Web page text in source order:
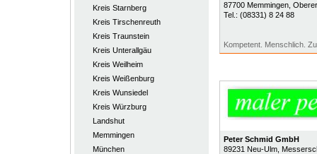
Kreis Starnberg
Kreis Tirschenreuth
Kreis Traunstein
Kreis Unterallgäu
Kreis Weilheim
Kreis Weißenburg
Kreis Wunsiedel
Kreis Würzburg
Landshut
Memmingen
München
87700 Memmingen,
Tel.: (08331) 8 24 88
Kompetent. Menschlich.
Peter Schmid GmbH
89231 Neu-Ulm,